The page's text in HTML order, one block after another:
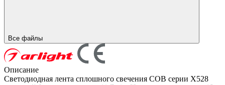
Все файлы
Описание
Светодиодная лента сплошного свечения COB серии X528